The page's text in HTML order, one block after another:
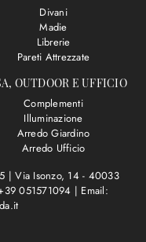
Divani
Madie
Librerie
Pareti Attrezzate
OUTDOOR E UFFICIO
Complementi
Illuminazione
Arredo Giardino
Arredo Ufficio
|Via Isonzo, 14 - 40033
051571094 | Email: